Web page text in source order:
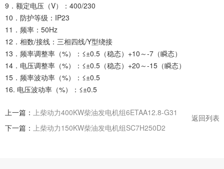
9．额定电压（V）：400/230
10．防护等级：IP23
11．频率：50Hz
12．相数/接线：三相四线/Y型绕接
13．频率调整率（%）：≤±0.5（稳态）+10～-7（瞬态）
14．电压调整率（%）：≤±0.5（稳态）+20～-15（瞬态）
15．频率波动率（%）：≤±0.5
16. 电压波动率（%）：≤±0.5
上一篇： 上柴动力400KW柴油发电机组6ETAA12.8-G31
下一篇： 上柴动力150KW柴油发电机组SC7H250D2
返回列表